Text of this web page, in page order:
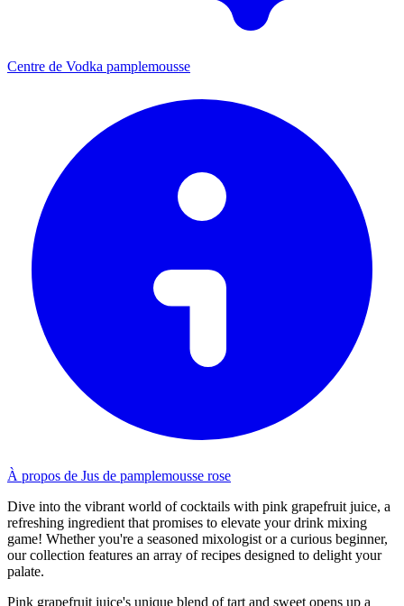
Centre de Vodka pamplemousse
À propos de Jus de pamplemousse rose
Dive into the vibrant world of cocktails with pink grapefruit juice, a
refreshing ingredient that promises to elevate your drink mixing
game! Whether you're a seasoned mixologist or a curious beginner,
our collection features an array of recipes designed to delight your
palate.
Pink grapefruit juice's unique blend of tart and sweet opens up a